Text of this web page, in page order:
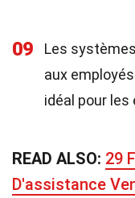
09
Les
aux
idéal pour
READ ALSO: 29
D'assistance